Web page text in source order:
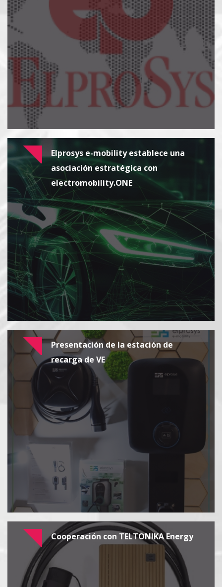
Elprosys e-mobility establece una
asociación estratégica con
electromobility.ONE
Presentación de la estación de
recarga de VE
Cooperación con TELTONIKA Energy